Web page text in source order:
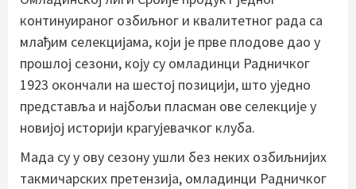
континуираног озбиљног и квалитетног рада са
млађим селекцијама, који је прве плодове дао у
прошлој сезони, коју су омладинци Радничког
1923 окончали на шестој позицији, што уједно
представља и најбољи пласман ове селекције у
новијој историји крагујевачког клуба.
Мада су у ову сезону ушли без неких озбиљнијих
такмичарских претензија, омладинци Радничког